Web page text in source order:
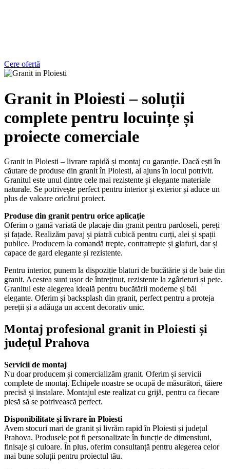
Cere ofertă
Granit in Ploiesti – soluții
complete pentru locuințe și
proiecte comerciale
Granit in Ploiesti – livrare rapidă și montaj cu garanție. Dacă ești în
căutare de produse din granit în Ploiesti, ai ajuns în locul potrivit.
Granitul este unul dintre cele mai rezistente și elegante materiale
naturale. Se potrivește perfect pentru interior și exterior și aduce un
plus de valoare oricărui proiect.
Produse din granit pentru orice aplicație
Oferim o gamă variată de placaje din granit pentru pardoseli, pereți
și fațade. Realizăm pavaj și piatră cubică pentru curți, alei și spații
publice. Producem la comandă trepte, contratrepte și glafuri, dar și
capace de gard elegante și rezistente.
Pentru interior, punem la dispoziție blaturi de bucătărie și de baie din
granit. Acestea sunt ușor de întreținut, rezistente la zgârieturi și pete.
Granitul este alegerea ideală pentru bucătării moderne și băi
elegante. Oferim și backsplash din granit, perfect pentru a proteja
pereții și a adăuga un accent decorativ unic.
Montaj profesional granit in Ploiesti și
județul Prahova
Servicii de montaj
Nu doar producem și comercializăm granit. Oferim și servicii
complete de montaj. Echipele noastre se ocupă de măsurători, tăiere
precisă și instalare. Montajul este realizat cu grijă, pentru ca fiecare
piesă să se potrivească perfect.
Disponibilitate și livrare în Ploiesti
Avem stocuri mari de granit și livrăm rapid în Ploiesti și județul
Prahova. Produsele pot fi personalizate în funcție de dimensiuni,
finisaje și culoare. În plus, oferim consultanță pentru alegerea celor
mai bune soluții pentru proiectul tău.